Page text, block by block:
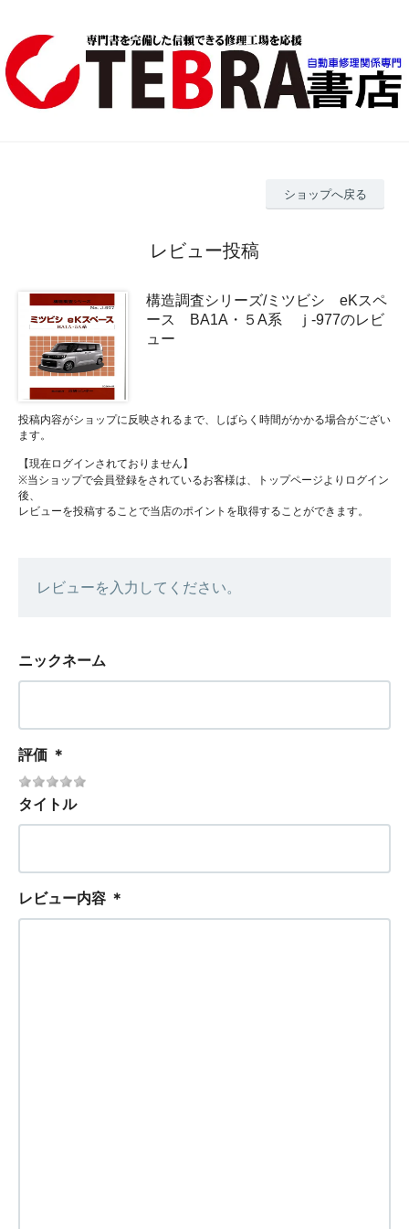
ショップへ戻る
レビュー投稿
構造調査シリーズ/ミツビシ eKスペ
ース BA1A・５A系 ｊ-977のレビ
ュー
投稿内容がショップに反映されるまで、しばらく時間がかかる場合がござい
ます。
【現在ログインされておりません】
※当ショップで会員登録をされているお客様は、トップページよりログイン
後、
レビューを投稿することで当店のポイントを取得することができます。
レビューを入力してください。
ニックネーム
評価 ＊
タイトル
レビュー内容 ＊